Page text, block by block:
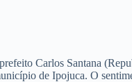
Carlos Santana
de Ipojuca. O